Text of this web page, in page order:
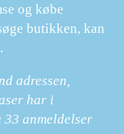
og købe
butikken, kan
adressen,
har i
33 anmeldelser